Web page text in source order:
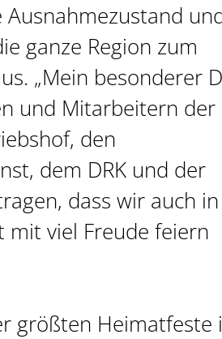
ganze Region zum
„Mein besonderer
und Mitarbeitern der
den
dem DRK und der
dass wir auch in
mit viel Freude feiern
größten Heimatfeste